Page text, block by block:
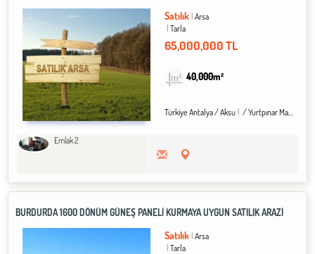
Satılık Arsa
Tarla
65,000,000 TL
40,000m²
Türkiye Antalya / Aksu / Yurtpınar Mah.
Emlak 2
BURDURDA 1600 DÖNÜM GÜNEŞ PANELİ KURMAYA UYGUN SATILIK ARAZİ
Satılık Arsa
Tarla